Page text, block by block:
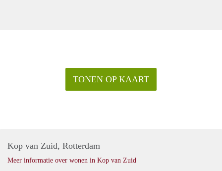
TONEN OP KAART
Kop van Zuid, Rotterdam
Meer informatie over wonen in Kop van Zuid